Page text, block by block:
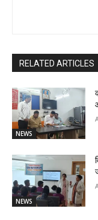
RELATED ARTICLES
NEWS
NEWS